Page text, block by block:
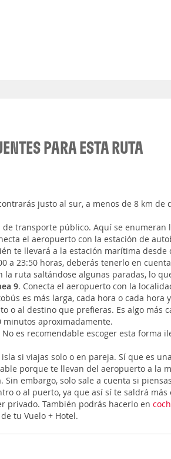
PARA ESTA RUTA
justo al sur, a menos de 8 km
transporte público. Aquí se enumeran
el aeropuerto con la estación de
te llevará a la estación marítima
23:50 horas, deberás tenerlo en
ruta saltándose algunas paradas, lo
9. Conecta el aeropuerto con la
es más larga, cada hora o cada hora
al destino que prefieras. Es algo más
minutos aproximadamente.
es recomendable escoger esta forma
si viajas solo o en pareja. Sí que es
porque te llevan del aeropuerto a la
embargo, solo sale a cuenta si
o al puerto, ya que así sí te saldrá más
privado. También podrás hacerlo en
tu Vuelo + Hotel.